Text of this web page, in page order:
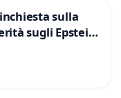
sulla
sugli Epstein